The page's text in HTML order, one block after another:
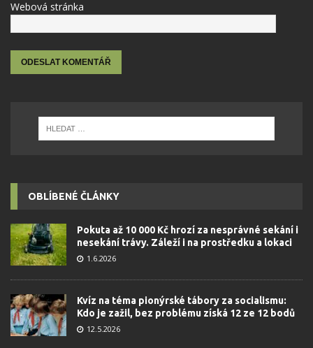
Webová stránka
OBLÍBENÉ ČLÁNKY
Pokuta až 10 000 Kč hrozí za nesprávné sekání i
nesekání trávy. Záleží i na prostředku a lokaci
1.6.2026
Kvíz na téma pionýrské tábory za socialismu:
Kdo je zažil, bez problému získá 12 ze 12 bodů
12.5.2026